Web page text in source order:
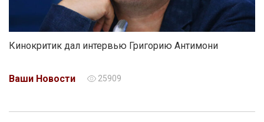
Кинокритик дал интервью Григорию Антимони
Ваши Новости 25909